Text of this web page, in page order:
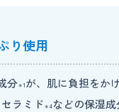
り使用
分＊1が、肌に負担をか
ラミド＊4などの保湿